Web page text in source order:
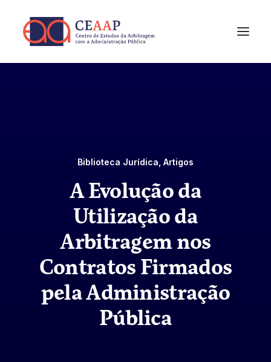
Biblioteca Jurídica Artigos
A Evolução da
Utilização da
Arbitragem nos
Contratos Firmados
pela Administração
Pública